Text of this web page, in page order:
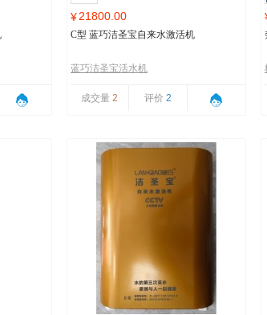
¥21800.00
C型 蓝巧洁圣宝自来水激活机
蓝巧洁圣宝活水机
成交量 2 评价 2